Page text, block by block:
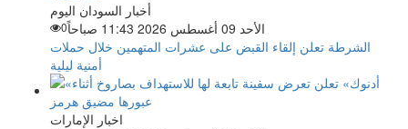
أخبار السودان اليوم
الأحد 09 أغسطس 2026 11:43 صباحاً
0
الشرطة تعلن إلقاء القبض على عشرات المتهمين خلال حملات
أمنية ليلية
اخبار الإمارات